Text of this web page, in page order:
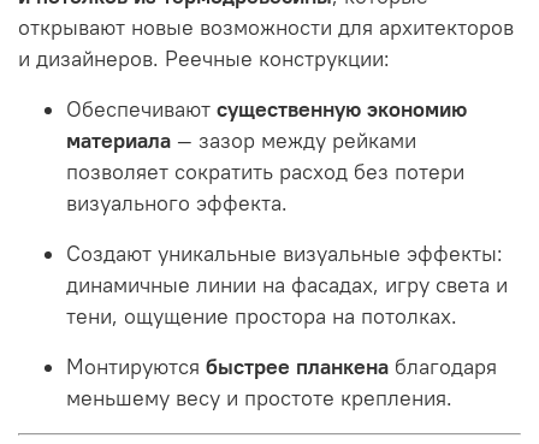
открывают новые возможности для архитекторов
и дизайнеров. Реечные конструкции:
Обеспечивают существенную экономию
материала — зазор между рейками
позволяет сократить расход без потери
визуального эффекта.
Создают уникальные визуальные эффекты:
динамичные линии на фасадах, игру света и
тени, ощущение простора на потолках.
Монтируются быстрее планкена благодаря
меньшему весу и простоте крепления.